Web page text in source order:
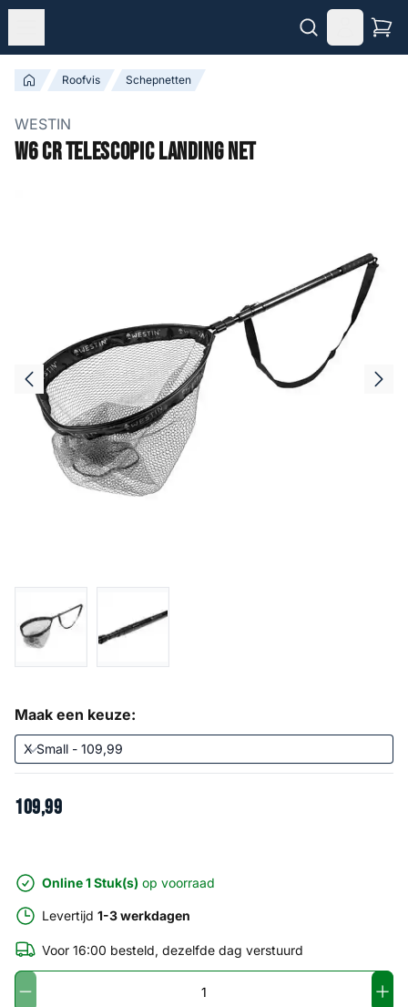
Roofvis Schepnetten
WESTIN
W6 CR Telescopic Landing Net
Maak een keuze:
109,99
Online 1 Stuk(s) op voorraad
Levertijd 1-3 werkdagen
Voor 16:00 besteld, dezelfde dag verstuurd